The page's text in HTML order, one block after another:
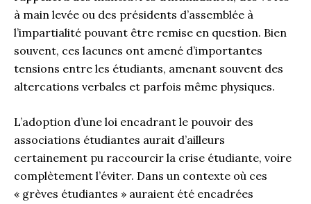
à main levée ou des présidents d’assemblée à
l’impartialité pouvant être remise en question. Bien
souvent, ces lacunes ont amené d’importantes
tensions entre les étudiants, amenant souvent des
altercations verbales et parfois même physiques.
L’adoption d’une loi encadrant le pouvoir des
associations étudiantes aurait d’ailleurs
certainement pu raccourcir la crise étudiante, voire
complètement l’éviter. Dans un contexte où ces
« grèves étudiantes » auraient été encadrées